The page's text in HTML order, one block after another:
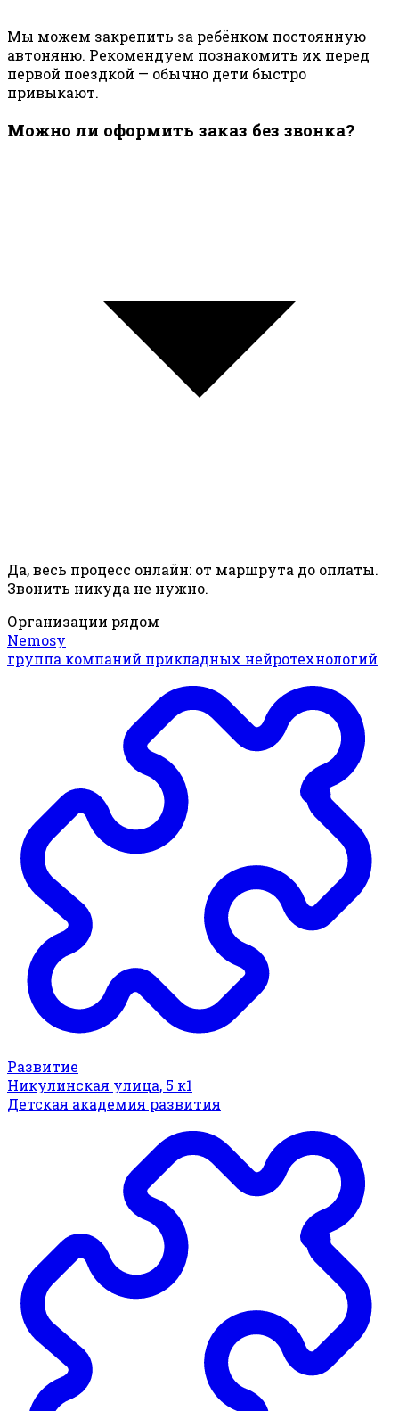
Мы можем закрепить за ребёнком постоянную
автоняню. Рекомендуем познакомить их перед
первой поездкой — обычно дети быстро
привыкают.
Можно ли оформить заказ без звонка?
Да, весь процесс онлайн: от маршрута до оплаты.
Звонить никуда не нужно.
Организации рядом
Nemosy
группа компаний прикладных нейротехнологий
Развитие
Никулинская улица, 5 к1
Детская академия развития